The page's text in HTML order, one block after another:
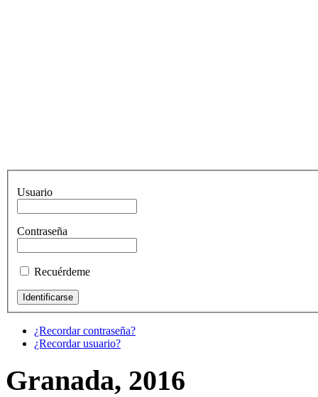
Usuario
Contraseña
Recuérdeme
¿Recordar contraseña?
¿Recordar usuario?
Granada, 2016